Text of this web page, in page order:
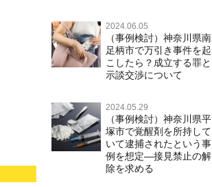
2024.06.05
（事例検討）神奈川県南
足柄市で万引き事件を起
こしたら？成立する罪と
示談交渉について
2024.05.29
（事例検討）神奈川県平
塚市で覚醒剤を所持して
いて逮捕されたという事
例を想定―接見禁止の解
除を求める